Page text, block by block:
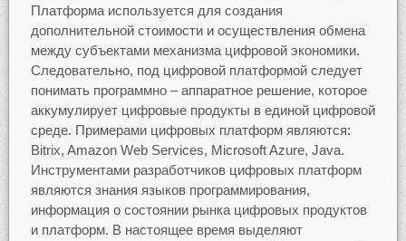
Платформа используется для создания
дополнительной стоимости и осуществления обмена
между субъектами механизма цифровой экономики.
Следовательно, под цифровой платформой следует
понимать программно – аппаратное решение, которое
аккумулирует цифровые продукты в единой цифровой
среде. Примерами цифровых платформ являются:
Bitrix, Amazon Web Services, Microsoft Azure, Java.
Инструментами разработчиков цифровых платформ
являются знания языков программирования,
информация о состоянии рынка цифровых продуктов
и платформ. В настоящее время выделяют